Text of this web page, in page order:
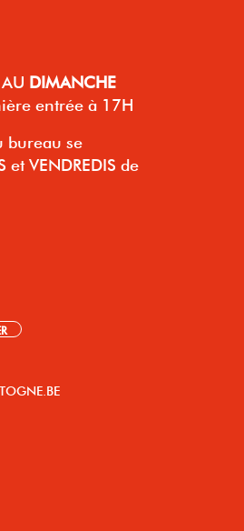
AU DIMANCHE
entrée à 17H
bureau se
et VENDREDIS de